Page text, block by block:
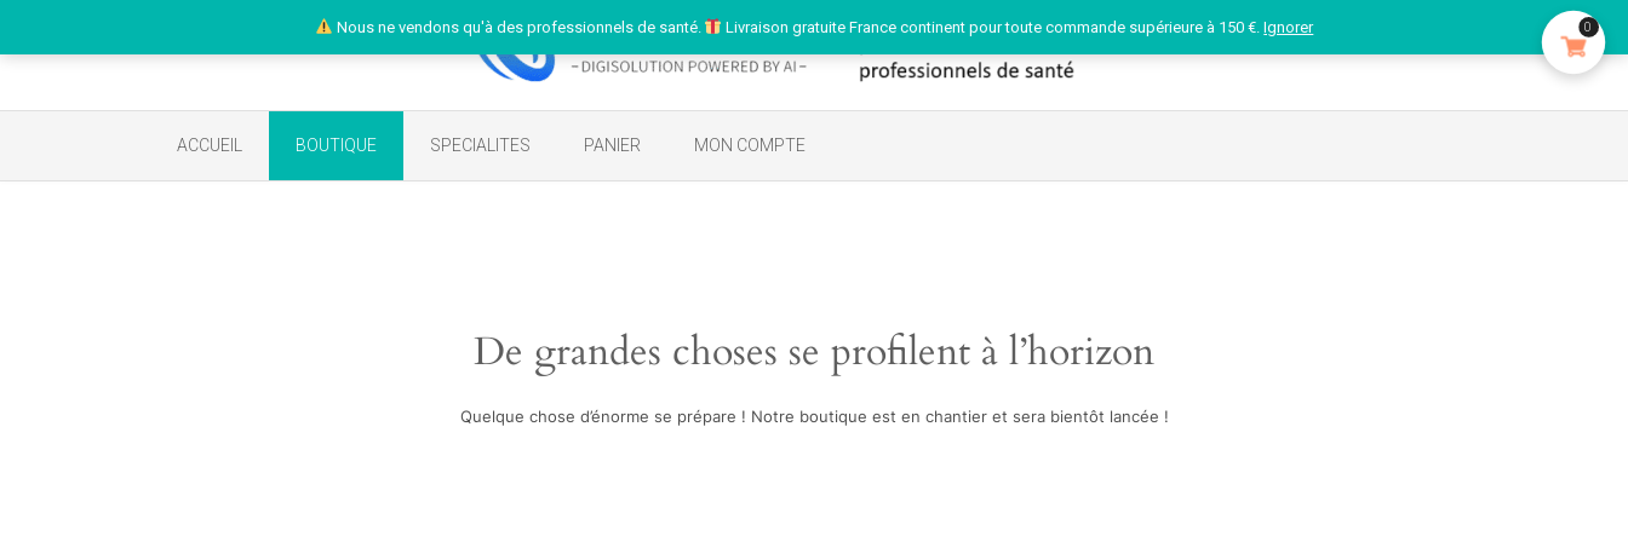
Nous ne vendons qu'à des professionnels de santé. Livraison gratuite France continent pour toute commande supérieure à 150 €.Ignorer
ACCUEIL BOUTIQUE SPECIALITES PANIER MON COMPTE
De grandes choses se profilent à l’horizon
Quelque chose d’énorme se prépare ! Notre boutique est en chantier et sera bientôt lancée !
0